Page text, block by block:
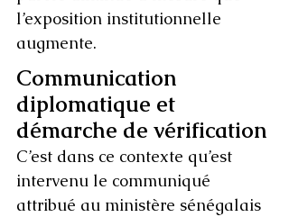
l’exposition institutionnelle
augmente.
Communication
diplomatique et
démarche de vérification
C’est dans ce contexte qu’est
intervenu le communiqué
attribué au ministère sénégalais